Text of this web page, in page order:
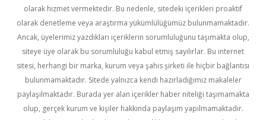
olarak hizmet vermektedir. Bu nedenle, sitedeki içerikleri proaktif
olarak denetleme veya araştırma yükümlülüğümüz bulunmamaktadır.
Ancak, üyelerimiz yazdıkları içeriklerin sorumluluğunu taşımakta olup,
siteye üye olarak bu sorumluluğu kabul etmiş sayılırlar. Bu internet
sitesi, herhangi bir marka, kurum veya şahıs şirketi ile hiçbir bağlantısı
bulunmamaktadır. Sitede yalnızca kendi hazırladığımız makaleler
paylaşılmaktadır. Burada yer alan içerikler haber niteliği taşımamakta
olup, gerçek kurum ve kişiler hakkında paylaşım yapılmamaktadır.